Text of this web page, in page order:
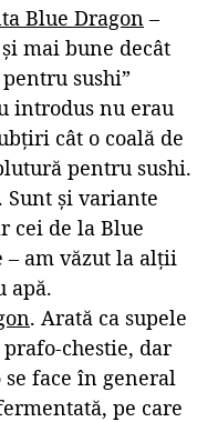
Blue Dragon –
mai bune decât
sushi”
introdus nu erau
cât o coală de
pentru sushi.
Sunt și variante
cei de la Blue
– am văzut la alții
apă.
. Arată ca supele
chestie, dar
se face în general
pe care